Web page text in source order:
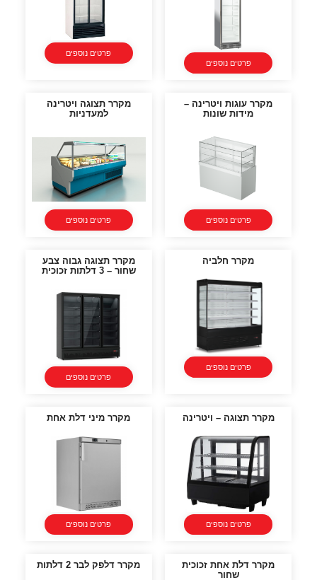
פרטים נוספים
פרטים נוספים
מקרר עוגות ויטרינה –
מידות שונות
פרטים נוספים
מקרר תצוגה ויטרינה
למעדניות
פרטים נוספים
מקרר חלביה
פרטים נוספים
מקרר תצוגה גבוה צבע
שחור – 3 דלתות זכוכית
פרטים נוספים
מקרר תצוגה – ויטרינה
פרטים נוספים
מקרר מיני דלת אחת
פרטים נוספים
מקרר דלת אחת זכוכית
שחור
מקרר דלפק לבר 2 דלתות